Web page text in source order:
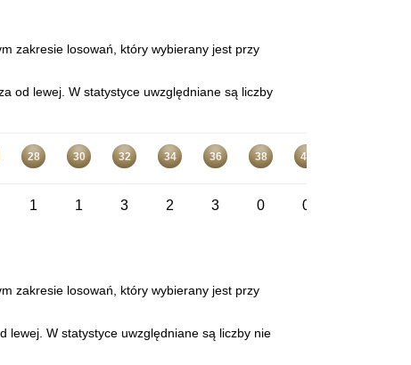
zakresie losowań, który wybierany jest przy
od lewej. W statystyce uwzględniane są liczby
28 30 32 34 36 38 40
1 1 3 2 3 0 0
zakresie losowań, który wybierany jest przy
lewej. W statystyce uwzględniane są liczby nie